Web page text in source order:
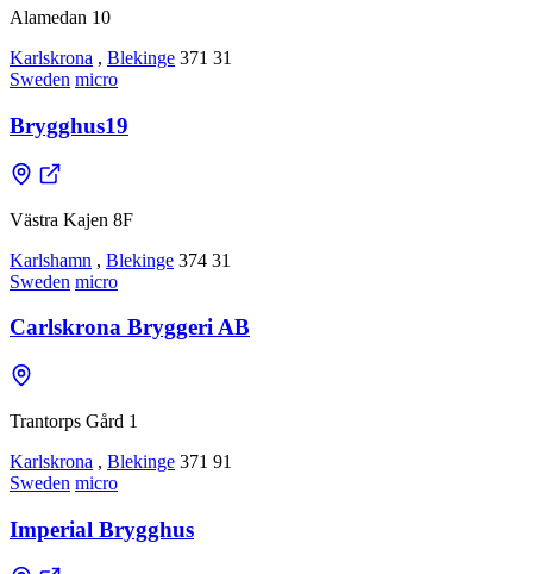
Alamedan 10
Karlskrona , Blekinge 371 31
Sweden micro
Brygghus19
Västra Kajen 8F
Karlshamn , Blekinge 374 31
Sweden micro
Carlskrona Bryggeri AB
Trantorps Gård 1
Karlskrona , Blekinge 371 91
Sweden micro
Imperial Brygghus